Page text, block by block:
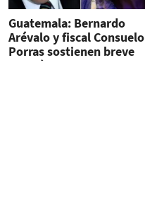
Guatemala: Bernardo
Arévalo y fiscal Consuelo
Porras sostienen breve
reunión